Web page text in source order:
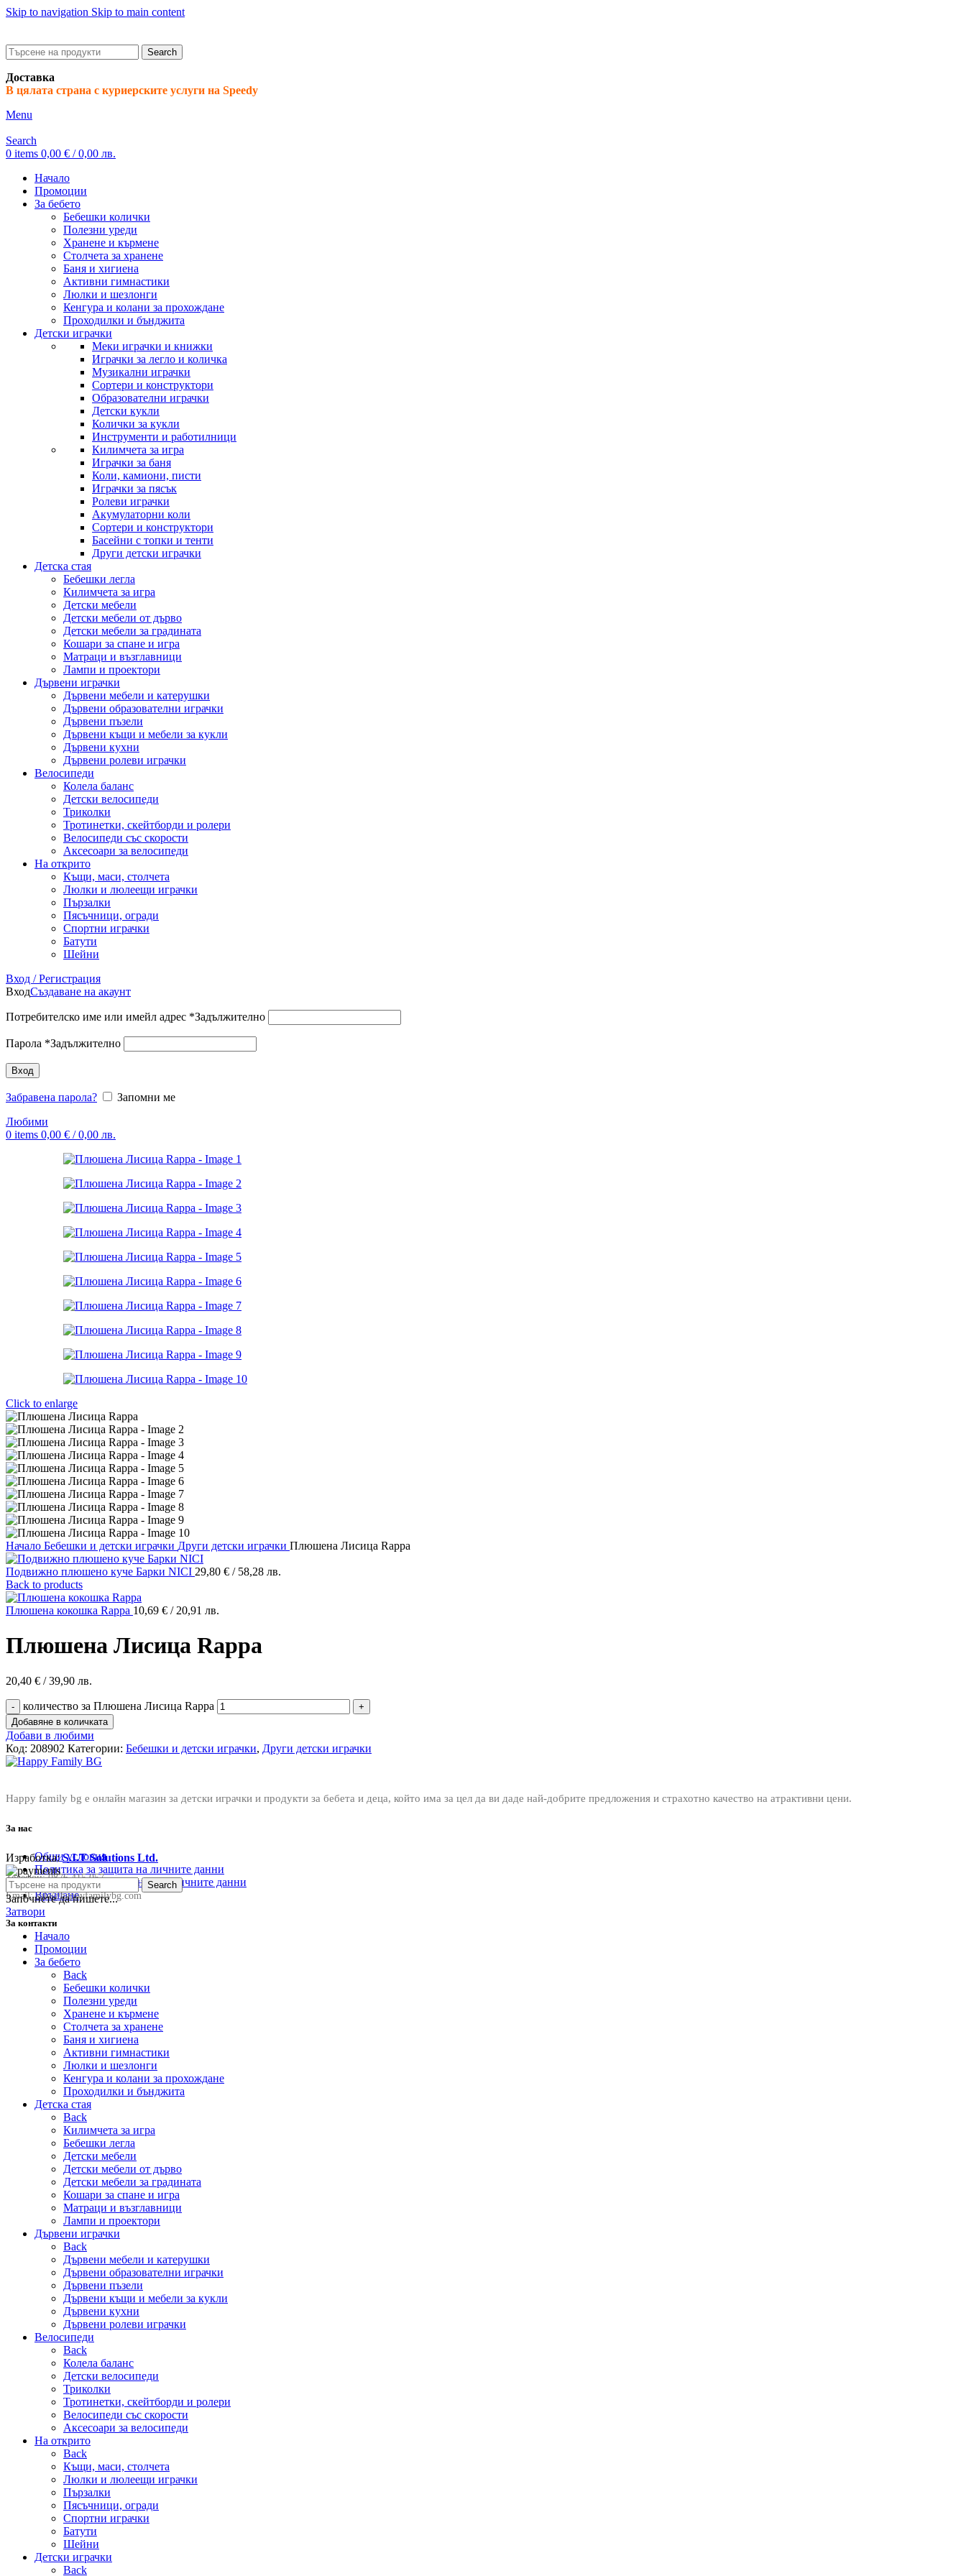
Skip to navigation Skip to main content
Search
Доставка
В цялата страна с куриерските услуги на Speedy
Menu
Search
0 items 0,00 € / 0,00 лв.
Начало
Промоции
За бебето
Бебешки колички
Полезни уреди
Хранене и кърмене
Столчета за хранене
Баня и хигиена
Активни гимнастики
Люлки и шезлонги
Кенгура и колани за прохождане
Проходилки и бънджита
Детски играчки
Меки играчки и книжки
Играчки за легло и количка
Музикални играчки
Сортери и конструктори
Образователни играчки
Детски кукли
Колички за кукли
Инструменти и работилници
Килимчета за игра
Играчки за баня
Коли, камиони, писти
Играчки за пясък
Ролеви играчки
Акумулаторни коли
Сортери и конструктори
Басейни с топки и тенти
Други детски играчки
Детска стая
Бебешки легла
Килимчета за игра
Детски мебели
Детски мебели от дърво
Детски мебели за градината
Кошари за спане и игра
Матраци и възглавници
Лампи и проектори
Дървени играчки
Дървени мебели и катерушки
Дървени образователни играчки
Дървени пъзели
Дървени къщи и мебели за кукли
Дървени кухни
Дървени ролеви играчки
Велосипеди
Колела баланс
Детски велосипеди
Триколки
Тротинетки, скейтборди и ролери
Велосипеди със скорости
Аксесоари за велосипеди
На открито
Къщи, маси, столчета
Люлки и люлеещи играчки
Пързалки
Пясъчници, огради
Спортни играчки
Батути
Шейни
Вход / Регистрация
ВходСъздаване на акаунт
Потребителско име или имейл адрес *Задължително
Парола *Задължително
Вход
Забравена парола?
Запомни ме
Любими
0 items 0,00 € / 0,00 лв.
Click to enlarge
Начало Бебешки и детски играчки Други детски играчки Плюшена Лисица Rappa
Подвижно плюшено куче Барки NICI 29,80 € / 58,28 лв.
Back to products
Плюшена кокошка Rappa 10,69 € / 20,91 лв.
Плюшена Лисица Rappa
20,40 € / 39,90 лв.
количество за Плюшена Лисица Rappa
Добавяне в количката
Добави в любими
Код: 208902 Категории: Бебешки и детски играчки, Други детски играчки
Happy family bg е онлайн магазин за детски играчки и продукти за бебета и деца, който има за цел да ви даде най-добрите предложения и страхотно качество на атрактивни цени.
За нас
Общи условия
Политика за защита на личните данни
Политика за съхранение на личните данни
Връщане
За контакти
Телефон:0876 415 057
Email:sale@happyfamilybg.com
Изработка:S.I.T Solutions Ltd.
Search
Започнете да пишете...
Затвори
Начало
Промоции
За бебето
Back
Бебешки колички
Полезни уреди
Хранене и кърмене
Столчета за хранене
Баня и хигиена
Активни гимнастики
Люлки и шезлонги
Кенгура и колани за прохождане
Проходилки и бънджита
Детска стая
Back
Килимчета за игра
Бебешки легла
Детски мебели
Детски мебели от дърво
Детски мебели за градината
Кошари за спане и игра
Матраци и възглавници
Лампи и проектори
Дървени играчки
Back
Дървени мебели и катерушки
Дървени образователни играчки
Дървени пъзели
Дървени къщи и мебели за кукли
Дървени кухни
Дървени ролеви играчки
Велосипеди
Back
Колела баланс
Детски велосипеди
Триколки
Тротинетки, скейтборди и ролери
Велосипеди със скорости
Аксесоари за велосипеди
На открито
Back
Къщи, маси, столчета
Люлки и люлеещи играчки
Пързалки
Пясъчници, огради
Спортни играчки
Батути
Шейни
Детски играчки
Back